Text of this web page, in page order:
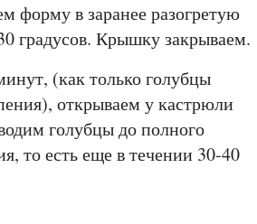
форму в заранее разогретую
градусов. Крышку закрываем.
(как только голубцы
открываем у кастрюли
голубцы до полного
то есть еще в течении 30-40